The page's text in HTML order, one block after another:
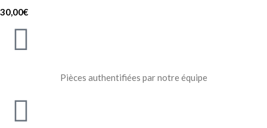
30,00€
Pièces authentifiées par notre équipe